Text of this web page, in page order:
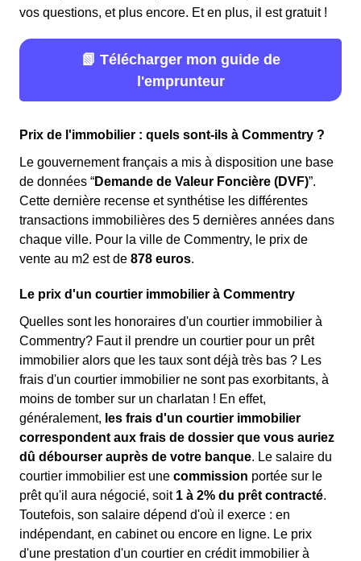
vos questions, et plus encore. Et en plus, il est gratuit !
📗 Télécharger mon guide de
l'emprunteur
Prix de l'immobilier : quels sont-ils à Commentry ?
Le gouvernement français a mis à disposition une base
de données “Demande de Valeur Foncière (DVF)”.
Cette dernière recense et synthétise les différentes
transactions immobilières des 5 dernières années dans
chaque ville. Pour la ville de Commentry, le prix de
vente au m2 est de 878 euros.
Le prix d'un courtier immobilier à Commentry
Quelles sont les honoraires d'un courtier immobilier à
Commentry? Faut il prendre un courtier pour un prêt
immobilier alors que les taux sont déjà très bas ? Les
frais d'un courtier immobilier ne sont pas exorbitants, à
moins de tomber sur un charlatan ! En effet,
généralement, les frais d'un courtier immobilier
correspondent aux frais de dossier que vous auriez
dû débourser auprès de votre banque. Le salaire du
courtier immobilier est une commission portée sur le
prêt qu'il aura négocié, soit 1 à 2% du prêt contracté.
Toutefois, son salaire dépend d'où il exerce : en
indépendant, en cabinet ou encore en ligne. Le prix
d'une prestation d'un courtier en crédit immobilier à